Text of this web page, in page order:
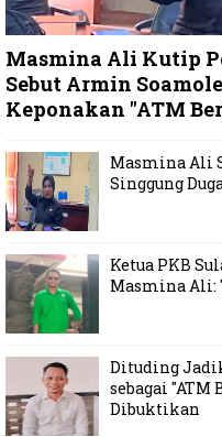
Masmina Ali Kutip
Sebut Armin
Keponakan "ATM
Masmina Ali
Singgung
Ketua PKB
Masmina Ali:
Dituding
sebagai
Dibuktikan